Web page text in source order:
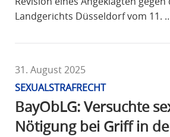
Landgerichts Düsseldorf vom 11.
31. August 2025
SEXUALSTRAFRECHT
BayObLG: Versuchte
Nötigung bei Griff in